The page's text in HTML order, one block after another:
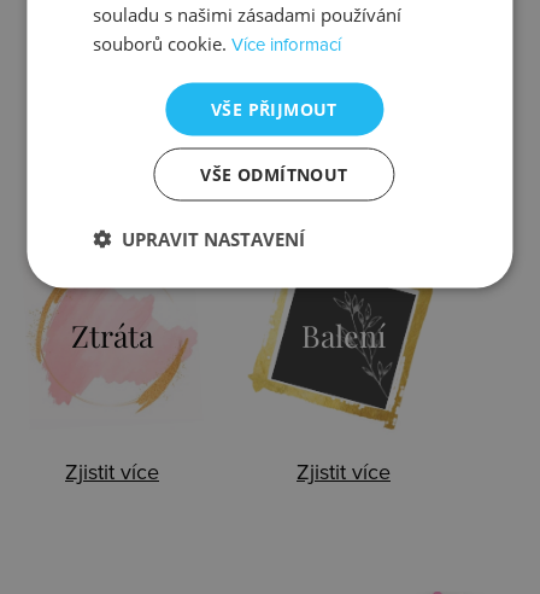
Kontrola
Zjistit více
Výměna
Zjistit více
Ztráta
Zjistit více
Balení
Zjistit více
souladu s našimi zásadami používání
souborů cookie.Více informací
VŠE PŘIJMOUT
VŠE ODMÍTNOUT
UPRAVIT NASTAVENÍ